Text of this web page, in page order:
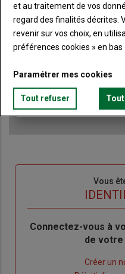
Liste
Accédez à tous les
newsletter du journal
Vous
Body
Connectez-vous à
de votre
Créer un
et au traitement de vos
regard des finalités décrites.
revenir sur vos choix, en
préférences cookies » en bas
Paramétrer mes cookies
Tout refuser